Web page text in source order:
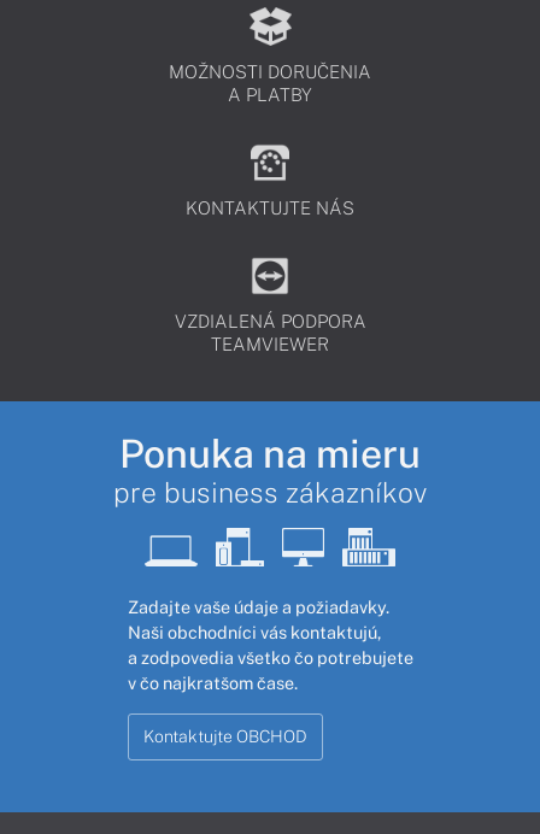
MOŽNOSTI DORUČENIA
A PLATBY
KONTAKTUJTE NÁS
VZDIALENÁ PODPORA
TEAMVIEWER
Ponuka na mieru
pre business zákazníkov
Zadajte vaše údaje a požiadavky.
Naši obchodníci vás kontaktujú,
a zodpovedia všetko čo potrebujete
v čo najkratšom čase.
Kontaktujte OBCHOD